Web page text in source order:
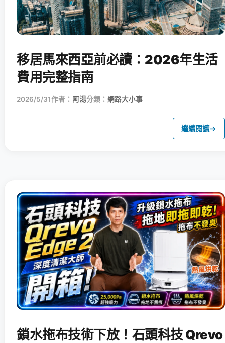
移居馬來西亞前必讀：2026年生活
費用完整指南
2026/5/31作者： 阿湯分類： 網路大小事
繼續閱讀→
鎖水拖布技術下放！石頭科技 Qrevo